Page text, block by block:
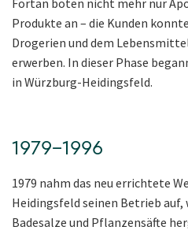
Fortan boten nicht mehr nur
Produkte an – die Kunden
Drogerien und dem
erwerben. In dieser Phase
in Würzburg-Heidingsfeld.
1979–1996
1979 nahm das neu errichtete
Heidingsfeld seinen Betrieb
Badesalze und Pflanzensäfte